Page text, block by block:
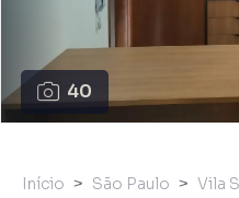
40
Início São Paulo Vila